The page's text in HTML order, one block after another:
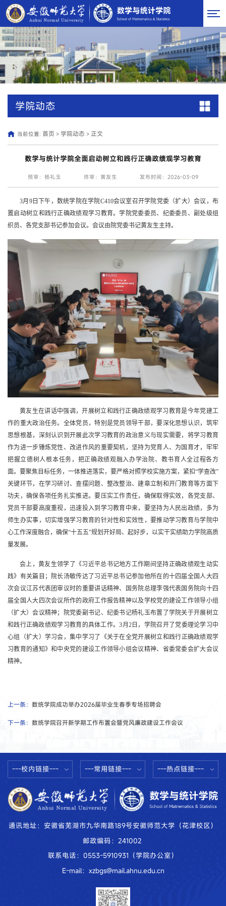
学院动态
当前位置: 首页 > 学院动态 > 正文
数学与统计学院全面启动树立和践行正确政绩观学习教育
预审：杨礼玉 终审：黄友生 发布时间：2026-03-09
3月9日下午，数统学院在学院C410会议室召开学院党委（扩大）会议，布
置启动树立和践行正确政绩观学习教育。学院党委委员、纪委委员、副处级组
织员、各党支部书记参加会议。会议由院党委书记黄友生主持。
黄友生在讲话中强调，开展树立和践行正确政绩观学习教育是今年党建工
作的重大政治任务。全体党员，特别是党员领导干部，要深化思想认识，筑牢
思想根基，深刻认识到开展此次学习教育的政治意义与现实需要，将学习教育
作为进一步锤炼党性、改进作风的重要契机，坚持为党育人、为国育才，牢牢
把握立德树人根本任务，把正确政绩观融入办学治院、教书育人全过程各方
面。要聚焦目标任务，一体推进落实，要严格对照学校实施方案，紧扣“学查改”
关键环节，在学习研讨、查摆问题、整改整治、建章立制和开门教育等方面下
功夫，确保各项任务扎实推进。要压实工作责任，确保取得实效，各党支部、
党员干部要高度重视，迅速投入到学习教育中来，要坚持为人民出政绩，多为
师生办实事，切实增强学习教育的针对性和实效性，要推动学习教育与学院中
心工作深度融合，确保“十五五”规划开好局、起好步，以实干实绩助力学院高质
量发展。
会上，黄友生领学了《习近平总书记地方工作期间坚持正确政绩观生动实
践》有关篇目；院长汤敏传达了习近平总书记参加他所在的十四届全国人大四
次会议江苏代表团审议时的重要讲话精神、国务院总理李强代表国务院向十四
届全国人大四次会议所作的政府工作报告精神以及学校党的建设工作领导小组
（扩大）会议精神；院党委副书记、纪委书记杨礼玉布置了学院关于开展树立
和践行正确政绩观学习教育的具体工作。3月2日，学院召开了党委理论学习中
心组（扩大）学习会 ，集中学习了 《关于在全党开展树立和践行正确政绩观学
习教育的通知》和中央党的建设工作领导小组会议精神、省委常委会扩大会议
精神。
上一条： 数统学院成功举办2026届毕业生春季专场招聘会
下一条： 数统学院召开新学期工作布置会暨党风廉政建设工作会议
---校内链接--- ---常用链接--- ---热点链接---
通讯地址：安徽省芜湖市九华南路189号安徽师范大学（花津校区）
邮政编码：241002
联系电话：0553-5910931（学院办公室）
E-mail：xzbgs@mail.ahnu.edu.cn